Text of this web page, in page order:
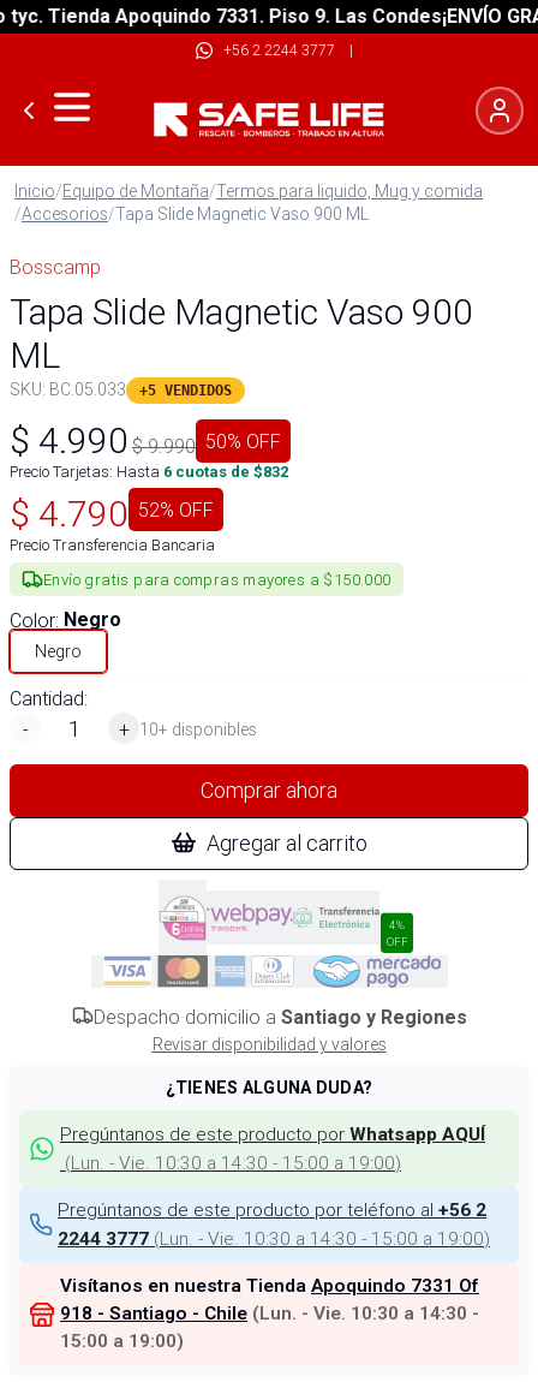
Tienda Apoquindo 7331. Piso 9. Las Condes¡ENVÍO
+56 2 2244 3777 |
Inicio/Equipo de Montaña/Termos para liquido, Mug y comida
/Accesorios/Tapa Slide Magnetic Vaso 900 ML
Bosscamp
Tapa Slide Magnetic Vaso 900
ML
SKU: BC.05.033 +5 VENDIDOS
$ 4.990 $9.990 50% OFF
Precio Tarjetas: Hasta 6 cuotas de $832
$ 4.790 52% OFF
Precio Transferencia Bancaria
Envío gratis para compras mayores a $150.000
Color: Negro
Negro
Cantidad:
-
+ 10+ disponibles
Comprar ahora
Agregar al carrito
4%
OFF
Despacho domicilio a Santiago y Regiones
Revisar disponibilidad y valores
¿TIENES ALGUNA DUDA?
Pregúntanos de este producto por Whatsapp AQUÍ
(Lun. - Vie. 10:30 a 14:30 - 15:00 a 19:00)
Pregúntanos de este producto por teléfono al +56 2
2244 3777 (Lun. - Vie. 10:30 a 14:30 - 15:00 a 19:00)
Visítanos en nuestra Tienda Apoquindo 7331 Of
918 - Santiago - Chile (Lun. - Vie. 10:30 a 14:30 -
15:00 a 19:00)